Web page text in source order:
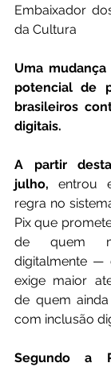
Embaixador
da Cultura
Uma
potencial de
brasileiros
digitais.
A partir
julho, entrou
regra no
Pix que
de quem
digitalmente —
exige maior
de quem
com inclusão
Segundo a